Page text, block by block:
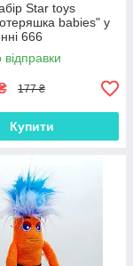
Star toys
babies" у
666
177 ₴
Купити